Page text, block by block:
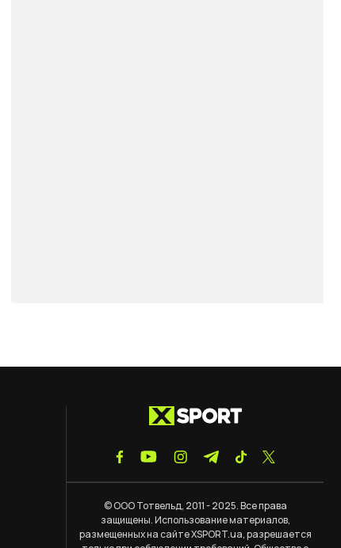
© ООО Тотвельд, 2011 - 2025. Все права
защищены. Использование материалов,
размещенных на сайте XSPORT.ua, разрешается